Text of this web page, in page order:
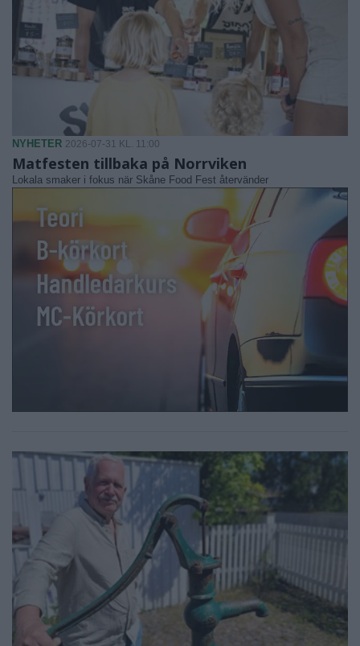
NYHETER 2026-07-31 KL. 11:00
Matfesten tillbaka på Norrviken
Lokala smaker i fokus när Skåne Food Fest återvänder